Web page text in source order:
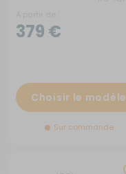
379 €
Choisir le modèle
Sur commande